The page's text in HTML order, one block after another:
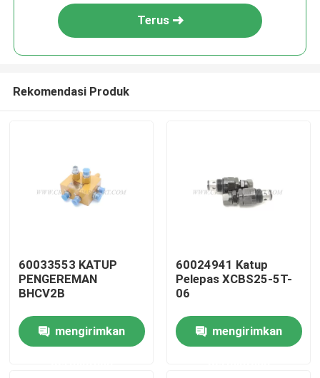
Rumah
Tentang kita
Terus
Rekomendasi Produk
60033553 KATUP
PENGEREMAN
BHCV2B
mengirimkan
60024941 Katup
Pelepas XCBS25-5T-
06
mengirimkan